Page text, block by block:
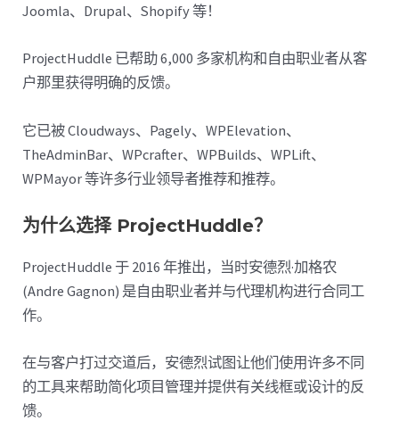
Joomla、Drupal、Shopify 等！
ProjectHuddle 已帮助 6,000 多家机构和自由职业者从客
户那里获得明确的反馈。
它已被 Cloudways、Pagely、WPElevation、
TheAdminBar、WPcrafter、WPBuilds、WPLift、
WPMayor 等许多行业领导者推荐和推荐。
为什么选择 ProjectHuddle？
ProjectHuddle 于 2016 年推出，当时安德烈·加格农
(Andre Gagnon) 是自由职业者并与代理机构进行合同工
作。
在与客户打过交道后，安德烈试图让他们使用许多不同
的工具来帮助简化项目管理并提供有关线框或设计的反
馈。